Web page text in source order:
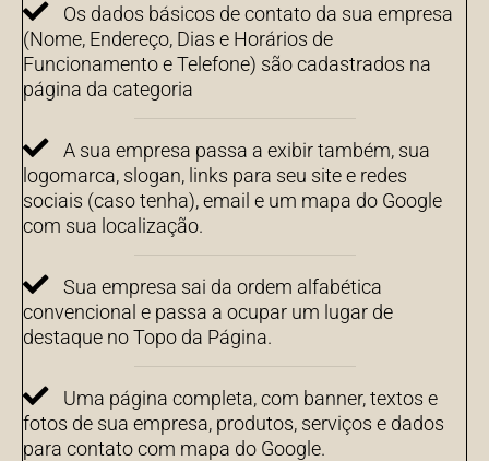
Os dados básicos de contato da sua empresa
(Nome, Endereço, Dias e Horários de
Funcionamento e Telefone) são cadastrados na
página da categoria
A sua empresa passa a exibir também, sua
logomarca, slogan, links para seu site e redes
sociais (caso tenha), email e um mapa do Google
com sua localização.
Sua empresa sai da ordem alfabética
convencional e passa a ocupar um lugar de
destaque no Topo da Página.
Uma página completa, com banner, textos e
fotos de sua empresa, produtos, serviços e dados
para contato com mapa do Google.